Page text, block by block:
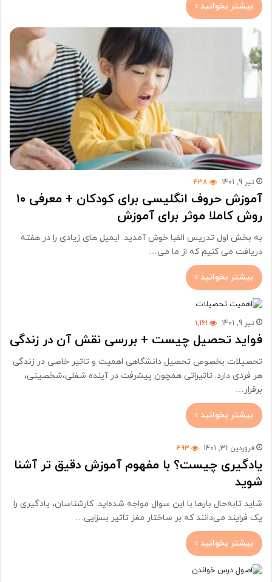
بیشتر بخوانید »
تیر 9, 1401 438
آموزش حروف انگلیسی برای کودکان + معرفی ۱۰
روش کاملا موثر برای آموزش
به بخش اول تدریس الفبا خوش آمدید. ایمیل های زیادی را در هفته
دریافت می کنیم که از ما می…
بیشتر بخوانید »
تیر 9, 1401 1,161
فواید تحصیل چیست + بررسی نقش آن در زندگی
تحصیلات بخصوص تحصیل دانشگاهی اهمیت و تاثیر خاصی در زندگی
هر فردی دارد. تاثیراتی همچون پیشرفت در آینده شغلی،شخصیتی،
برقرار…
بیشتر بخوانید »
فروردین 31, 1401 493
یادگیری چیست؟ با مفهوم آموزش دقیق تر آشنا
شوید
شاید تابه‌حال بارها با این سوال مواجه شده‌اید. کارشناسان، یادگیری را
یک فرایند می‌دانند که بر ساختار مغز تاثیر بسزایی…
بیشتر بخوانید »